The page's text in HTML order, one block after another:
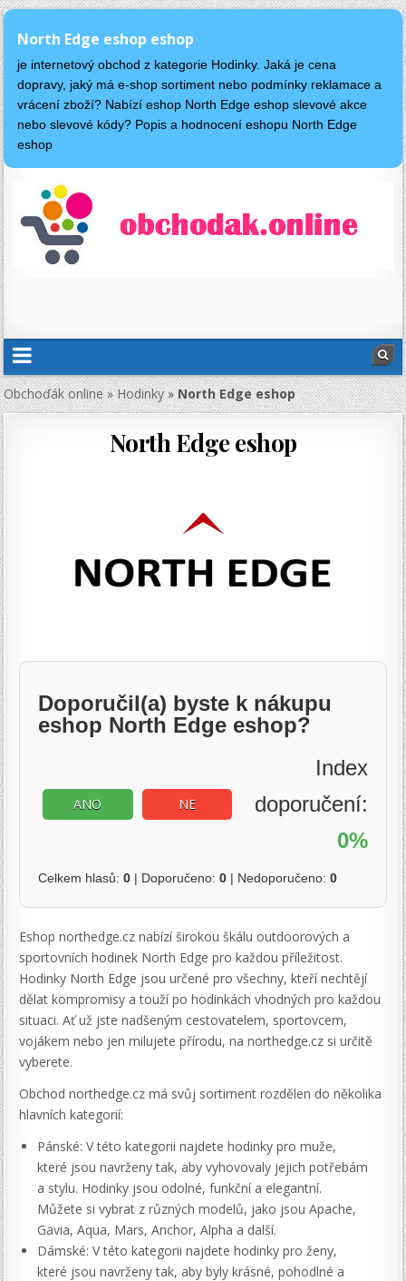
North Edge eshop eshop
je internetový obchod z kategorie Hodinky. Jaká je cena
dopravy, jaký má e-shop sortiment nebo podmínky reklamace a
vrácení zboží? Nabízí eshop North Edge eshop slevové akce
nebo slevové kódy? Popis a hodnocení eshopu North Edge
eshop
Obchoďák online»Hodinky»North Edge eshop
North Edge eshop
Doporučil(a) byste k nákupu
eshop North Edge eshop?
ANO NE
Index
doporučení:
0%
Celkem hlasů:0 | Doporučeno:0 | Nedoporučeno:0
Eshop northedge.cz nabízí širokou škálu outdoorových a
sportovních hodinek North Edge pro každou příležitost.
Hodinky North Edge jsou určené pro všechny, kteří nechtějí
dělat kompromisy a touží po hodinkách vhodných pro každou
situaci. Ať už jste nadšeným cestovatelem, sportovcem,
vojákem nebo jen milujete přírodu, na northedge.cz si určitě
vyberete.
Obchod northedge.cz má svůj sortiment rozdělen do několika
hlavních kategorií:
Pánské: V této kategorii najdete hodinky pro muže,
které jsou navrženy tak, aby vyhovovaly jejich potřebám
a stylu. Hodinky jsou odolné, funkční a elegantní.
Můžete si vybrat z různých modelů, jako jsou Apache,
Gavia, Aqua, Mars, Anchor, Alpha a další.
Dámské: V této kategorii najdete hodinky pro ženy,
které jsou navrženy tak, aby byly krásné, pohodlné a